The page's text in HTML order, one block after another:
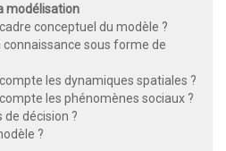
modélisation
conceptuel du modèle ?
sous forme de
les dynamiques spatiales ?
les phénomènes sociaux ?
de décision ?
?